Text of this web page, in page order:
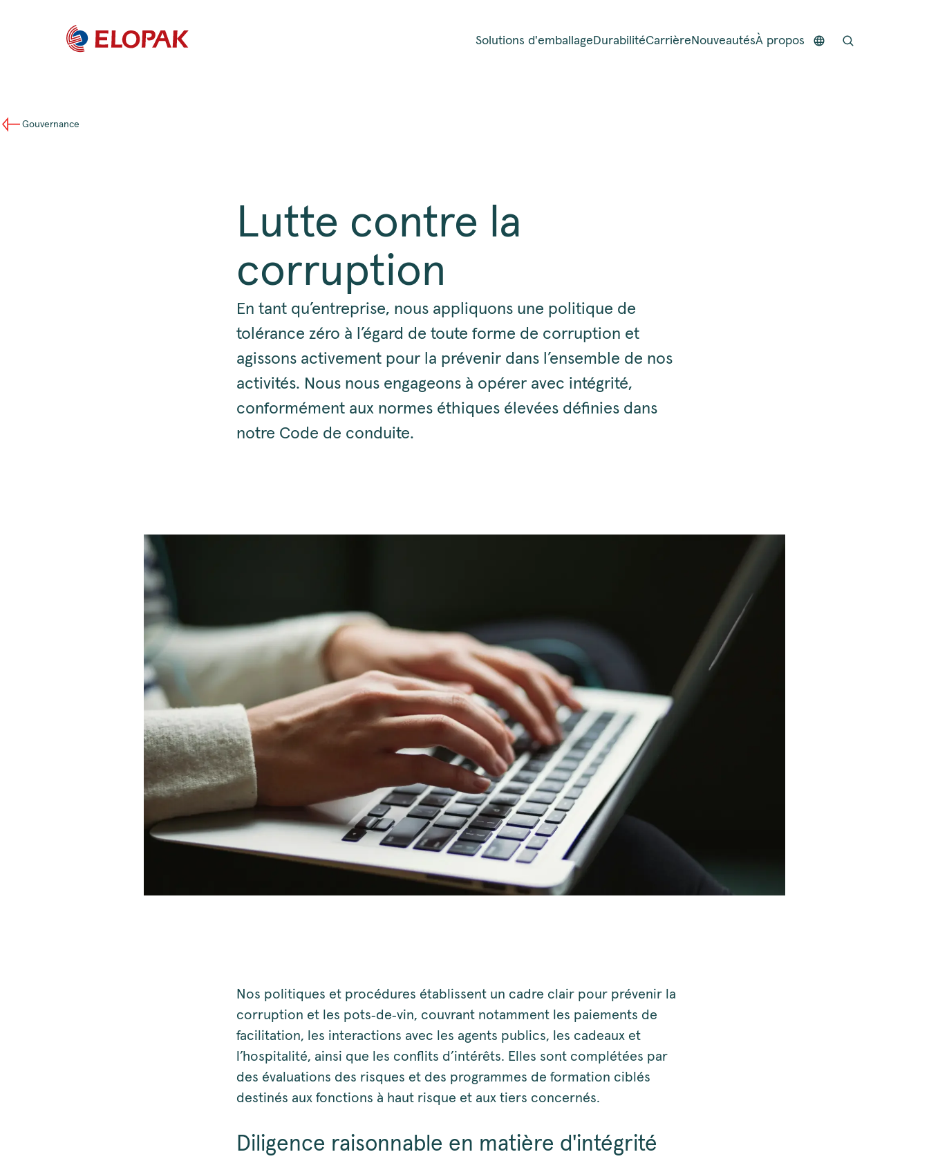
Solutions d'emballage DurabilitéCarrière NouveautésÀ propos
Gouvernance
Lutte contre la
corruption
En tant qu’entreprise, nous appliquons une politique de
tolérance zéro à l’égard de toute forme de corruption et
agissons activement pour la prévenir dans l’ensemble de nos
activités. Nous nous engageons à opérer avec intégrité,
conformément aux normes éthiques élevées définies dans
notre Code de conduite.
Nos politiques et procédures établissent un cadre clair pour prévenir la
corruption et les pots‑de‑vin, couvrant notamment les paiements de
facilitation, les interactions avec les agents publics, les cadeaux et
l’hospitalité, ainsi que les conflits d’intérêts. Elles sont complétées par
des évaluations des risques et des programmes de formation ciblés
destinés aux fonctions à haut risque et aux tiers concernés.
Diligence raisonnable en matière d'intégrité